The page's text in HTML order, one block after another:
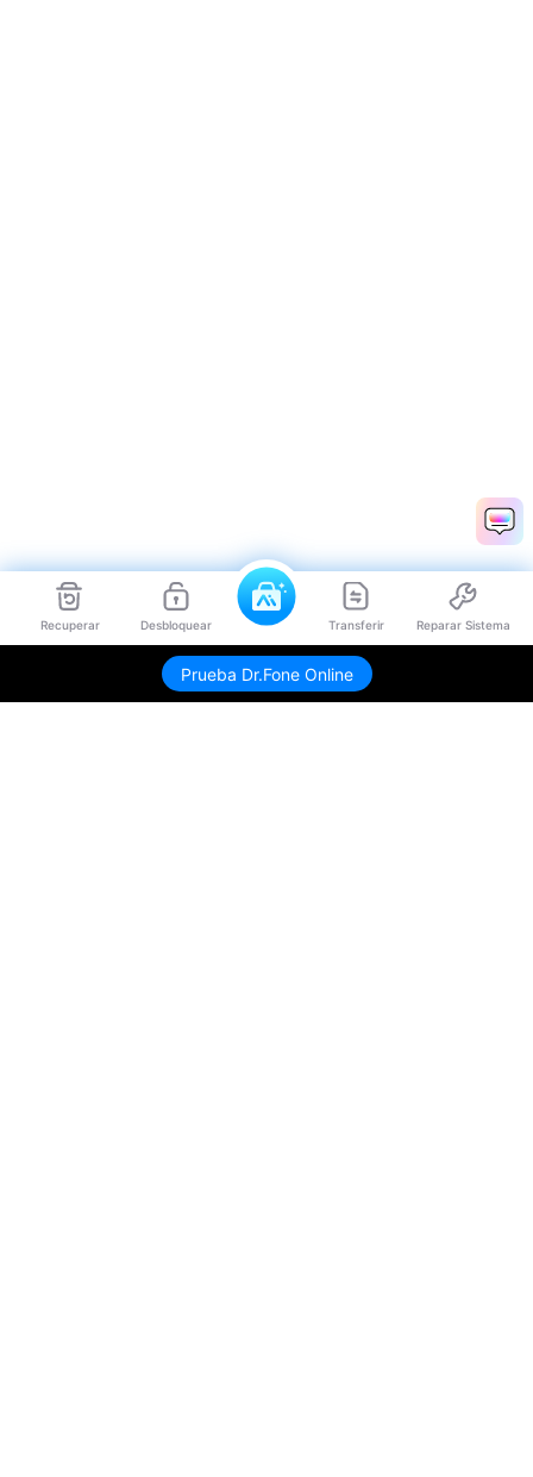
Recuperar Desbloquear Transferir Reparar Sistema
Prueba Dr.Fone Online